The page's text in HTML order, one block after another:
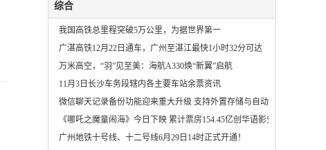
综合
我国高铁总里程突破5万公里，为据世界第一
广湛高铁12月22日通车，广州至湛江最快1小时32分可达
万米高空，“羽”见至美：海航A330焕“新翼”启航
11月3日长沙车务段辖内各主要车站余票资讯
微信聊天记录备份功能迎来重大升级 支持外置存储与自动备份
《哪吒之魔童闹海》今日下映 累计票房154.45亿创华语影史新纪录
广州地铁十号线、十二号线6月29日14时正式开通！